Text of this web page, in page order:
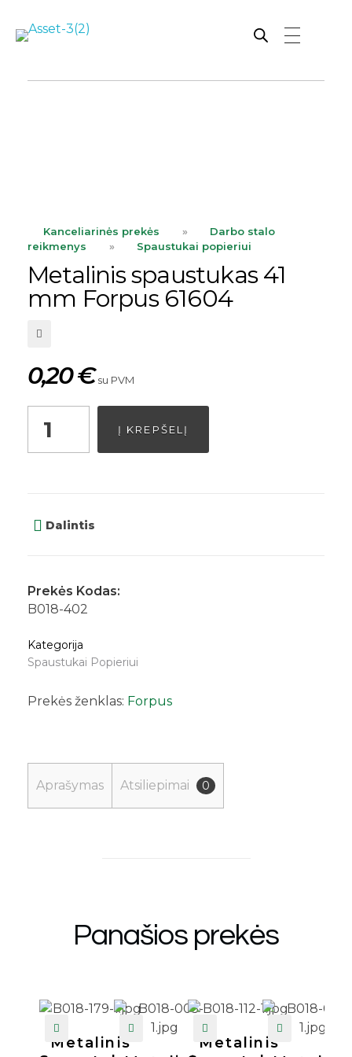
Kanceliarinės prekės »
Darbo stalo
reikmenys
» Spaustukai popieriui
Metalinis spaustukas 41
mm Forpus 61604
0,20€ su PVM
Į KREPŠELĮ
Dalintis
Prekės Kodas:
B018-402
Kategorija
Spaustukai Popieriui
Prekės ženklas: Forpus
Aprašymas Atsiliepimai 0
Panašios prekės
Metalinis
Metalinis